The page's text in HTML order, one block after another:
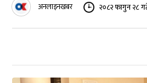
अनलाइनखबर २०८२ फागुन २८